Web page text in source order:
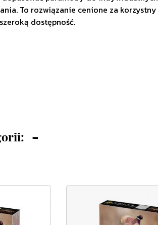
To rozwiązanie cenione za korzystny
dostępność.